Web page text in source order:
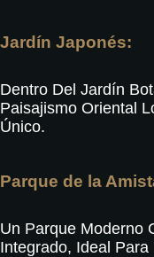
Jardín Japonés:
Dentro Del Jardín
Paisajismo Oriental
Único.
Parque de la
Un Parque Moderno
Integrado, Ideal Para